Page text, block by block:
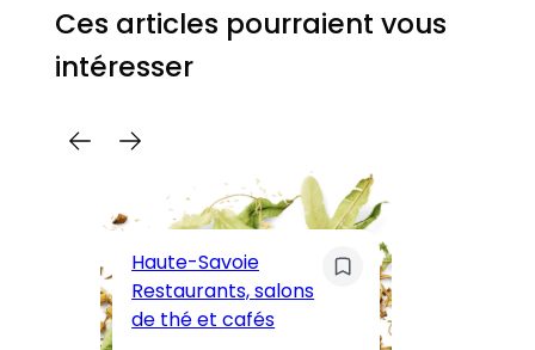
Ces articles pourraient vous
intéresser
Haute-Savoie
Restaurants, salons
de thé et cafés